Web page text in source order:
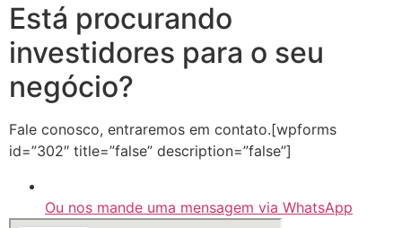
Está procurando
investidores para o seu
negócio?
Fale conosco, entraremos em contato.[wpforms
id=”302″ title=”false” description=”false”]
Ou nos mande uma mensagem via WhatsApp